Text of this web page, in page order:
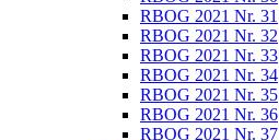
RBOG 2021 Nr. 31
RBOG 2021 Nr. 32
RBOG 2021 Nr. 33
RBOG 2021 Nr. 34
RBOG 2021 Nr. 35
RBOG 2021 Nr. 36
RBOG 2021 Nr. 37